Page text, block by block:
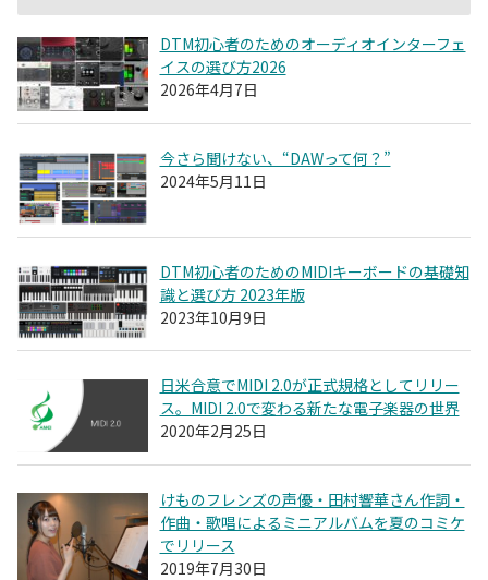
DTM初心者のためのオーディオインターフェ
イスの選び方2026
2026年4月7日
今さら聞けない、“DAWって何？”
2024年5月11日
DTM初心者のためのMIDIキーボードの基礎知
識と選び方 2023年版
2023年10月9日
日米合意でMIDI 2.0が正式規格としてリリー
ス。MIDI 2.0で変わる新たな電子楽器の世界
2020年2月25日
けものフレンズの声優・田村響華さん作詞・
作曲・歌唱によるミニアルバムを夏のコミケ
でリリース
2019年7月30日